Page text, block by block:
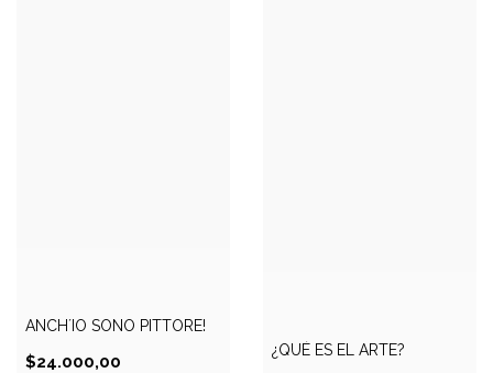
ANCH´IO SONO PITTORE!
$24.000,00
¿QUÉ ES EL ARTE?